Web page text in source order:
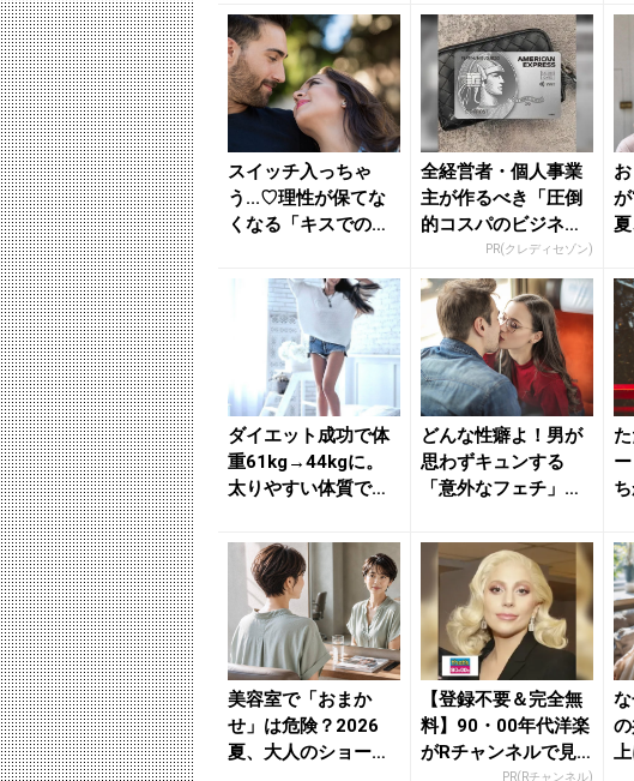
が...
スイッチ入っちゃ
う...♡理性が保てな
くなる「キスでの喘
い...
全経営者・個人事業
主が作るべき「圧倒
的コスパのビジネス
カード」PR(クレディセゾン)
ダイエット成功で体
重61kg→44kgに。
太りやすい体質でも
プ】...
どんな性癖よ！男が
思わずキュンする
「意外なフェチ」と
ス｜b...
美容室で「おまか
せ」は危険？2026
夏、大人のショート
【登録不要＆完全無
料】90・00年代洋楽
がRチャンネルで見
PR(Rチャンネル)